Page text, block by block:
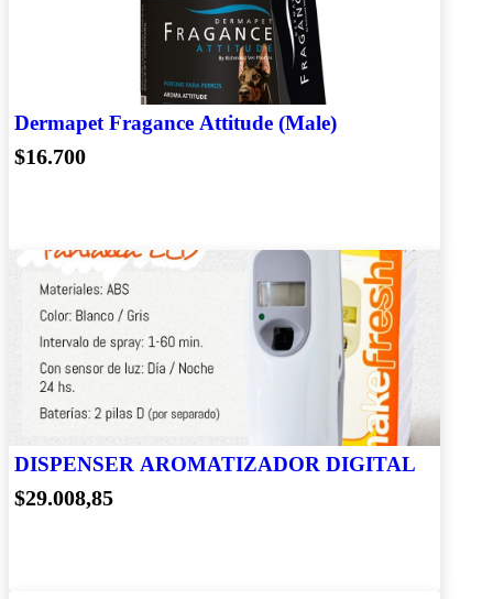
Dermapet Fragance Attitude (Male)
$16.700
DISPENSER AROMATIZADOR DIGITAL
$29.008,85